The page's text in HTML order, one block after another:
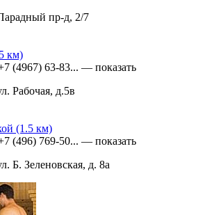
пр-д, 2/7
км)
(4967) 63-83... — показать
Рабочая, д.5в
(1.5 км)
(496) 769-50... — показать
Б. Зеленовская, д. 8а